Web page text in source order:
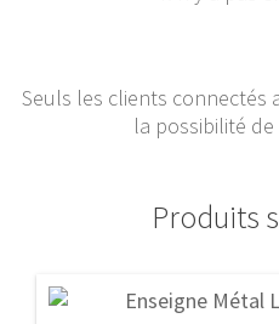
Seuls les clients
la possibilité
Produits